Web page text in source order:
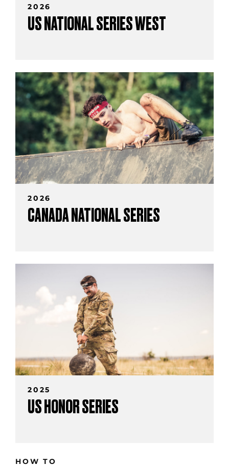
2026
US NATIONAL SERIES WEST
2026
CANADA NATIONAL SERIES
2025
US HONOR SERIES
HOW TO